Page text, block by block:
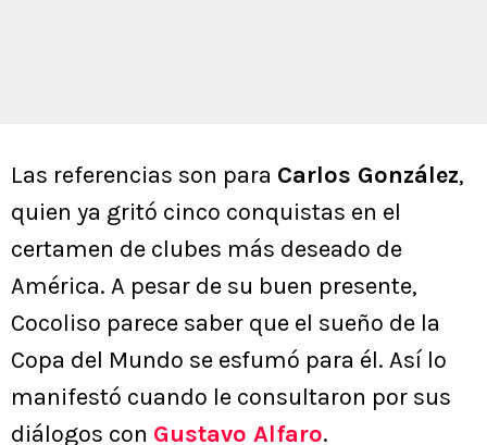
Las referencias son para Carlos González,
quien ya gritó cinco conquistas en el
certamen de clubes más deseado de
América. A pesar de su buen presente,
Cocoliso parece saber que el sueño de la
Copa del Mundo se esfumó para él. Así lo
manifestó cuando le consultaron por sus
diálogos con Gustavo Alfaro.